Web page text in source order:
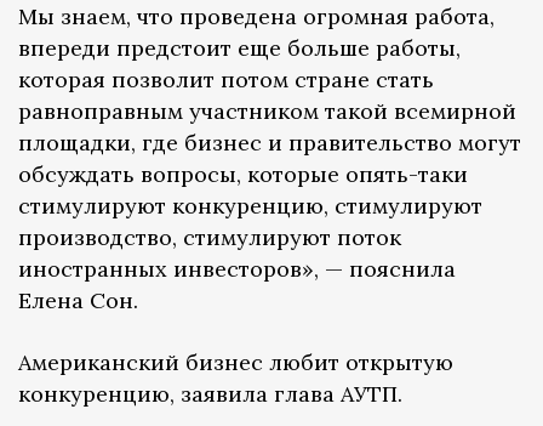
Мы знаем, что проведена огромная работа,
впереди предстоит еще больше работы,
которая позволит потом стране стать
равноправным участником такой всемирной
площадки, где бизнес и правительство могут
обсуждать вопросы, которые опять-таки
стимулируют конкуренцию, стимулируют
производство, стимулируют поток
иностранных инвесторов», — пояснила
Елена Сон.
Американский бизнес любит открытую
конкуренцию, заявила глава АУТП.